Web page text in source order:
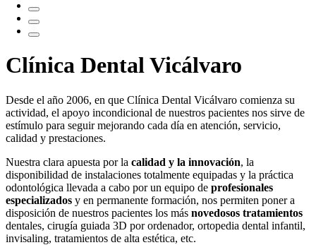
Clínica Dental Vicálvaro
Desde el año 2006, en que Clínica Dental Vicálvaro comienza su
actividad, el apoyo incondicional de nuestros pacientes nos sirve de
estímulo para seguir mejorando cada día en atención, servicio,
calidad y prestaciones.
Nuestra clara apuesta por la calidad y la innovación, la
disponibilidad de instalaciones totalmente equipadas y la práctica
odontológica llevada a cabo por un equipo de profesionales
especializados y en permanente formación, nos permiten poner a
disposición de nuestros pacientes los más novedosos tratamientos
dentales, cirugía guiada 3D por ordenador, ortopedia dental infantil,
invisaling, tratamientos de alta estética, etc.